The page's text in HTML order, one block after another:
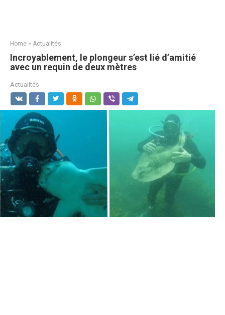
Home » Actualités
Incroyablement, le plongeur s’est lié d’amitié
avec un requin de deux mètres
Actualités